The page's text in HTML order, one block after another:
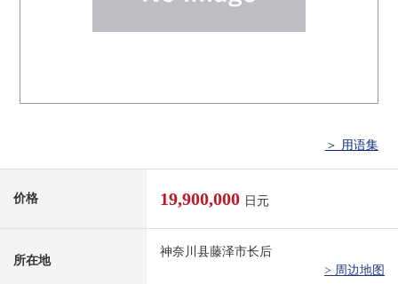
＞ 用语集
价格 19,900,000 日元
所在地
神奈川县藤泽市长后
> 周边地图